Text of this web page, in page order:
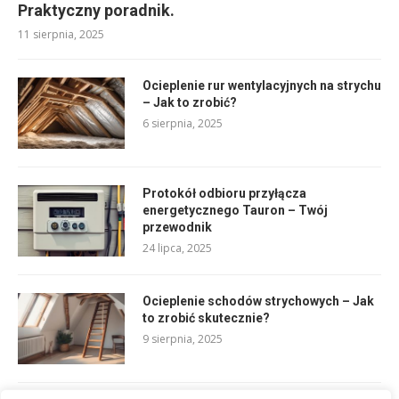
Praktyczny poradnik.
11 sierpnia, 2025
Ocieplenie rur wentylacyjnych na strychu
– Jak to zrobić?
6 sierpnia, 2025
Protokół odbioru przyłącza
energetycznego Tauron – Twój
przewodnik
24 lipca, 2025
Ocieplenie schodów strychowych – Jak
to zrobić skutecznie?
9 sierpnia, 2025